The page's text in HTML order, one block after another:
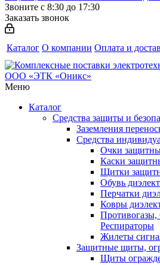
Звоните с 8:30 до 17:30
Заказать звонок
Каталог О компании Оплата и
Меню
Каталог
Средства защиты и
Заземления
Средства
Очки
Каски
Щитки
Обувь
Перчатки
Ковры
Противогазы,
Респираторы
Жилеты
Защитные щиты,
Щиты